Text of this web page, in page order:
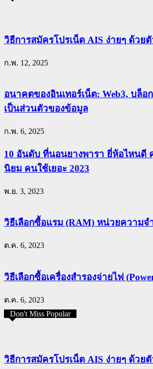
วิธีการสมัครโปรเน็ต AIS ง่ายๆ ด้วยตั
ก.พ. 12, 2025
อนาคตของอินเทอร์เน็ต: Web3, บล็อ
เป็นส่วนตัวของข้อมูล
ก.พ. 6, 2025
10 อันดับ ที่นอนยางพารา ยี่ห้อไหนดี
นิยม คนใช้เยอะ 2023
พ.ย. 3, 2023
วิธีเลือกซื้อแรม (RAM) หน่วยความจ
ต.ค. 6, 2023
วิธีเลือกซื้อเครื่องสำรองจ่ายไฟ
ต.ค. 6, 2023
Don't Miss Popular
วิธีการสมัครโปรเน็ต AIS ง่ายๆ ด้วยตั